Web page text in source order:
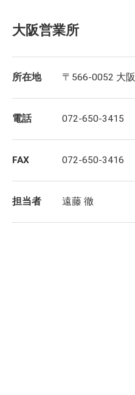
大阪営業所
所在地 〒566-0052 大
電話 072-650-3415
FAX 072-650-3416
担当者 遠藤 徹